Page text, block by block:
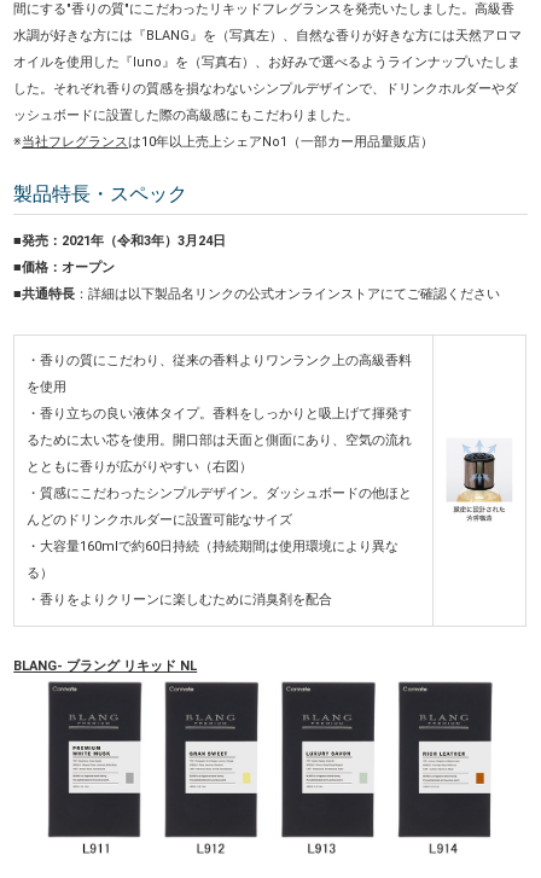
間にする"香りの質"にこだわったリキッドフレグランスを発売いたしました。高級香
水調が好きな方には『BLANG』を（写真左）、自然な香りが好きな方には天然アロマ
オイルを使用した『luno』を（写真右）、お好みで選べるようラインナップいたしま
した。それぞれ香りの質感を損なわないシンプルデザインで、ドリンクホルダーやダ
ッシュボードに設置した際の高級感にもこだわりました。
※当社フレグランスは10年以上売上シェアNo1（一部カー用品量販店）
製品特長・スペック
■発売：2021年（令和3年）3月24日
■価格：オープン
■共通特長 ：詳細は以下製品名リンクの公式オンラインストアにてご確認ください
・香りの質にこだわり、従来の香料よりワンランク上の高級香料
を使用
・香り立ちの良い液体タイプ。香料をしっかりと吸上げて揮発す
るために太い芯を使用。開口部は天面と側面にあり、空気の流れ
とともに香りが広がりやすい（右図）
・質感にこだわったシンプルデザイン。ダッシュボードの他ほと
んどのドリンクホルダーに設置可能なサイズ
・大容量160mlで約60日持続（持続期間は使用環境により異な
る）
・香りをよりクリーンに楽しむために消臭剤を配合
BLANG- ブラング リキッド NL